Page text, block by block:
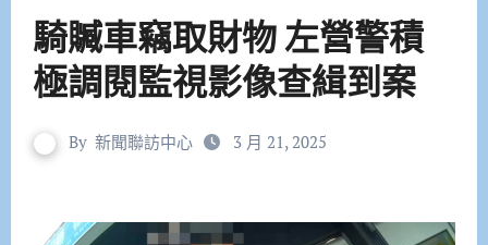
騎贓車竊取財物 左營警積
極調閱監視影像查緝到案
By 新聞聯訪中心 3 月 21, 2025